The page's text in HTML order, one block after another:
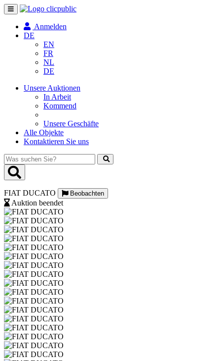
Navigation
umschalten
Anmelden
DE
EN
FR
NL
DE
Unsere Auktionen
In Arbeit
Kommend
Unsere Geschäfte
Alle Objekte
Kontaktieren Sie uns
Was
suchen
Sie?
FIAT DUCATO Beobachten
Auktion beendet